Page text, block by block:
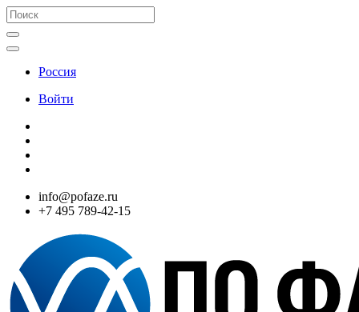
Россия
Войти
info@pofaze.ru
+7 495 789-42-15